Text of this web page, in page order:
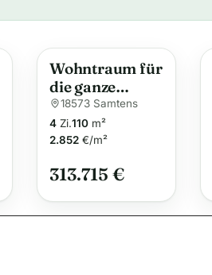
t
:
Wohntraum für
die ganze
Familie
18573 Samtens
4 Zi.110 m²
2.852 €/m²
313.715 €